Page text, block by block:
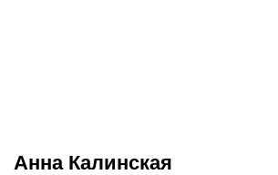
Анна Калинская